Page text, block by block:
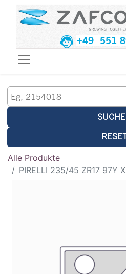
+49 551
Alle Produkte
PIRELLI 235/45 ZR17 97Y